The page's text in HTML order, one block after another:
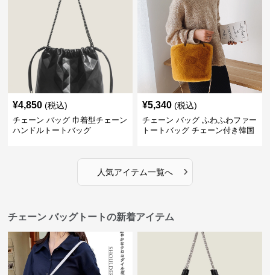
¥4,850 (税込)
チェーン バッグ 巾着型チェーン
ハンドルトートバッグ
¥5,340 (税込)
チェーン バッグ ふわふわファー
トートバッグ チェーン付き韓国
人気アイテム一覧へ ›
チェーン バッグトートの新着アイテム